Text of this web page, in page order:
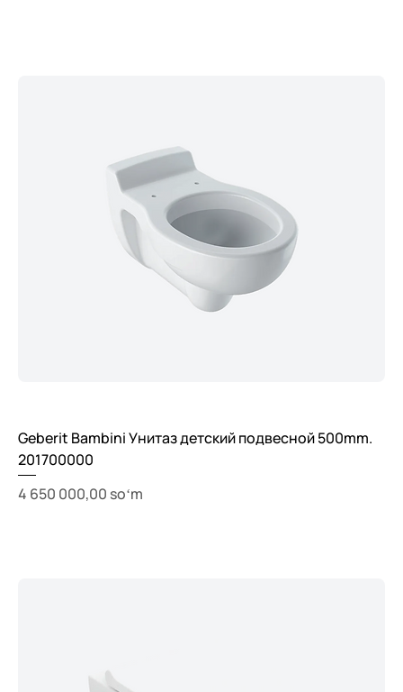
Geberit Bambini Унитаз детский подвесной 500mm.
201700000
Price
4 650 000,00 soʻm